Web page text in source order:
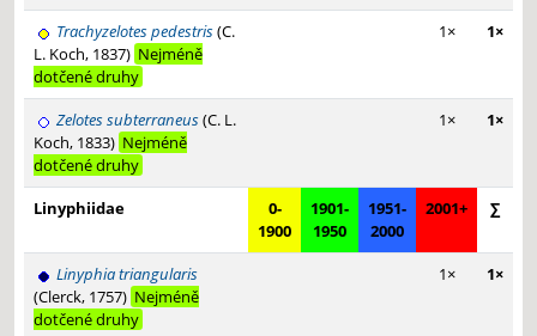
Trachyzelotes pedestris(C.
L. Koch, 1837) Nejméně
dotčené druhy
1× 1×
Zelotes subterraneus(C. L.
Koch, 1833) Nejméně
dotčené druhy
1× 1×
Linyphiidae
0-
1900
1901-
1950
1951-
2000
2001+ ∑
Linyphia triangularis
(Clerck, 1757) Nejméně
dotčené druhy
1× 1×